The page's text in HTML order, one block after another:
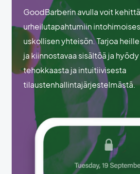
GoodBarberin avulla voit
urheilutapahtumiin
uskollisen yhteisön. Tarjoa
ja kiinnostavaa sisältöä ja
tehokkaasta ja intuitiivisesta
tilaustenhallintajärjestelmästä.